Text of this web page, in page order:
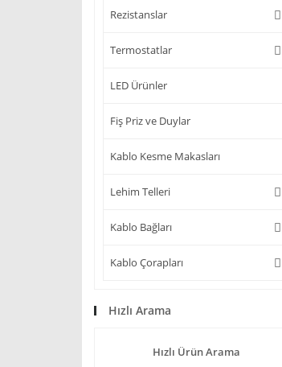
Rezistanslar
Termostatlar
LED Ürünler
Fiş Priz ve Duylar
Kablo Kesme Makasları
Lehim Telleri
Kablo Bağları
Kablo Çorapları
Hızlı Arama
Hızlı Ürün Arama